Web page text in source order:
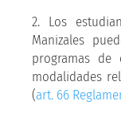
2. Los
Manizales
programas de
modalidades
(art. 66